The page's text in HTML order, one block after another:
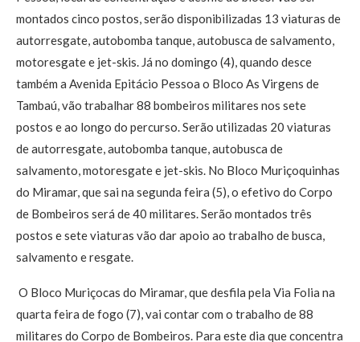
montados cinco postos, serão disponibilizadas 13 viaturas de
autorresgate, autobomba tanque, autobusca de salvamento,
motoresgate e jet-skis. Já no domingo (4), quando desce
também a Avenida Epitácio Pessoa o Bloco As Virgens de
Tambaú, vão trabalhar 88 bombeiros militares nos sete
postos e ao longo do percurso. Serão utilizadas 20 viaturas
de autorresgate, autobomba tanque, autobusca de
salvamento, motoresgate e jet-skis. No Bloco Muriçoquinhas
do Miramar, que sai na segunda feira (5), o efetivo do Corpo
de Bombeiros será de 40 militares. Serão montados três
postos e sete viaturas vão dar apoio ao trabalho de busca,
salvamento e resgate.
O Bloco Muriçocas do Miramar, que desfila pela Via Folia na
quarta feira de fogo (7), vai contar com o trabalho de 88
militares do Corpo de Bombeiros. Para este dia que concentra